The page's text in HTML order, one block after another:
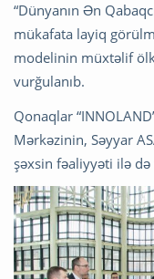
“Dünyanın Ən
mükafata layiq
modelinin müxtəlif
vurğulanıb.
Qonaqlar
Mərkəzinin, Səyyar
şəxsin fəaliyyəti ilə də